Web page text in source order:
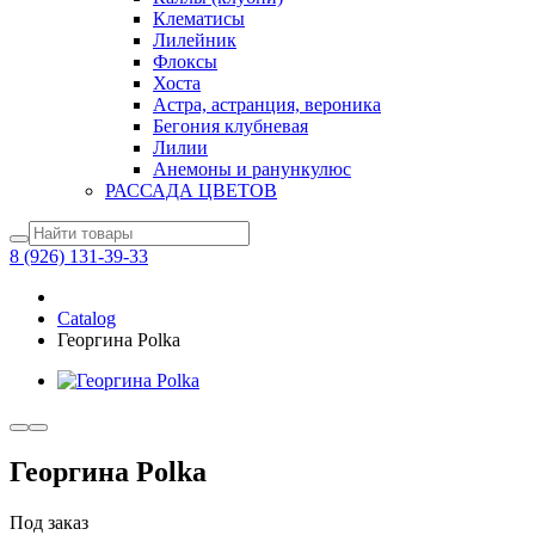
Клематисы
Лилейник
Флоксы
Хоста
Астра, астранция, вероника
Бегония клубневая
Лилии
Анемоны и ранункулюс
РАССАДА ЦВЕТОВ
8 (926) 131-39-33
Catalog
Георгина Polka
Георгина Polka
Под заказ